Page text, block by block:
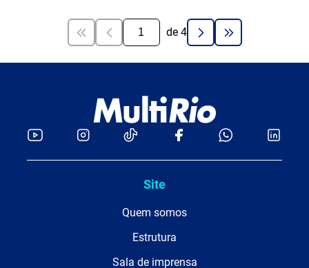
de 4
Site
Quem somos
Estrutura
Sala de imprensa